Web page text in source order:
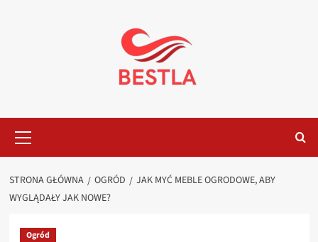
główne
STRONA GŁÓWNA OGRÓD
JAK MYĆ MEBLE OGRODOWE, ABY
WYGLĄDAŁY JAK NOWE?
Ogród